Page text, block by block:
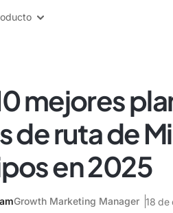
mejores
de ruta de
en 2025
Growth Marketing Manager 18 de